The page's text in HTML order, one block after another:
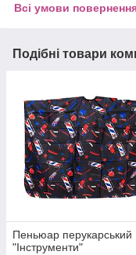
Всі умови
Подібні товари
Пеньюар перукарський
"Інструменти"